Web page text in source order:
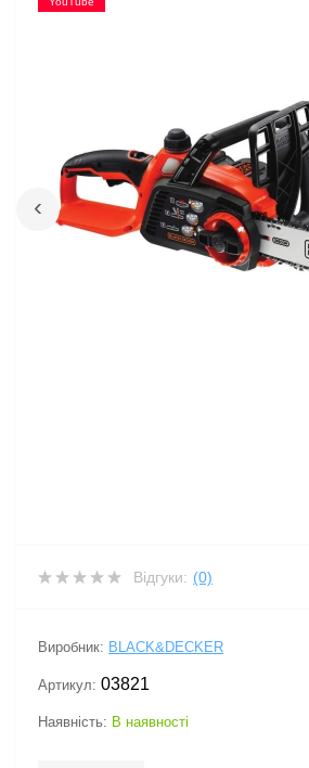
‹
‹ Відгуки: (0)
Виробник: BLACK&DECKER
Артикул: 03821
Наявність: В наявності